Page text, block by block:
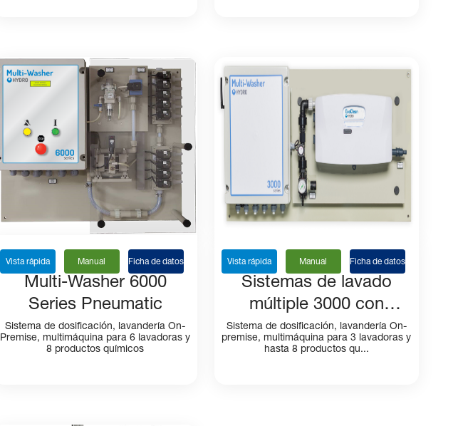
Vista rápida Manual Ficha de datos
Multi-Washer 6000
Series Pneumatic
Sistema de dosificación, lavandería On-
Premise, multimáquina para 6 lavadoras y
8 productos químicos
Vista rápida Manual Ficha de datos
Sistemas de lavado
múltiple 3000 con
Evoclean
Sistema de dosificación, lavandería On-
premise, multimáquina para 3 lavadoras y
hasta 8 productos qu...